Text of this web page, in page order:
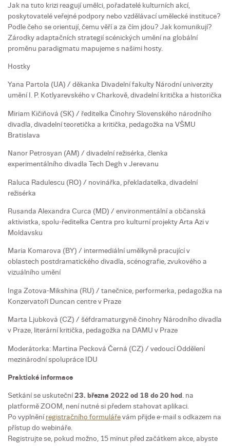
Jak na tuto krizi reagují umělci, pořadatelé kulturních akcí,
poskytovatelé veřejné podpory nebo vzdělávací umělecké instituce?
Podle čeho se orientují, čemu věří a za čím jdou? Jak komunikují?
Zárodky adaptačních strategií scénických umění na globální
proměnu paradigmatu mapujeme s našimi hosty.
Hostky
Yana Partola (UA) / děkanka Divadelní fakulty Národní univerzity
umění I. P. Kotlyarevského v Charkově, divadelní kritička a historička
Miriam Kičiňová (SK) / ředitelka Činohry Slovenského národního
divadla, divadelní teoretička a kritička, pedagožka na VŠMU
Bratislava
Nanor Petrosyan (AM) / divadelní režisérka, členka
experimentálního divadla Tech Degh v Jerevanu
Raluca Radulescu (RO) / novinářka, překladatelka, divadelní
režisérka
Rusanda Alexandra Curca (MD) / environmentální a občanská
aktivistka, spolu-ředitelka Centra pro kulturní projekty Arta Azi v
Moldavsku
Maria Komarova (BY) / intermediální umělkyně pracující v
oblastech postdramatického divadla, scénografie, zvukového a
vizuálního umění
Inga Zotova-Mikshina (RU) / tanečnice, performerka, pedagožka na
Konzervatoři Duncan centre v Praze
Marta Ljubková (CZ) / šéfdramaturgyně činohry Národního divadla
v Praze, literární kritička, pedagožka na DAMU v Praze
Moderátorka: Martina Pecková Černá (CZ) / vedoucí Oddělení
mezinárodní spolupráce IDU
Praktické informace
Setkání se uskuteční23. března 2022 od 18 do 20 hod. na
platformě ZOOM, není nutné si předem stahovat aplikaci.
Po vyplněníregistračního formulářevám přijde e-mail s odkazem na
přístup do webináře.
Registrujte se, pokud možno, 15 minut před začátkem akce, abyste